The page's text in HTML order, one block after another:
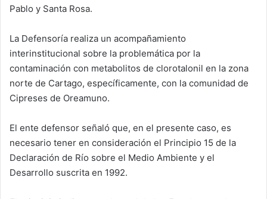
Pablo y Santa Rosa.
La Defensoría realiza un acompañamiento
interinstitucional sobre la problemática por la
contaminación con metabolitos de clorotalonil en la zona
norte de Cartago, específicamente, con la comunidad de
Cipreses de Oreamuno.
El ente defensor señaló que, en el presente caso, es
necesario tener en consideración el Principio 15 de la
Declaración de Río sobre el Medio Ambiente y el
Desarrollo suscrita en 1992.